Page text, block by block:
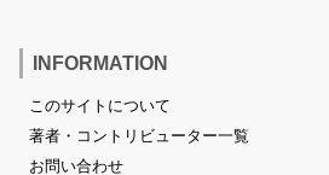
INFORMATION
このサイトについて
著者・コントリビューター一覧
お問い合わせ